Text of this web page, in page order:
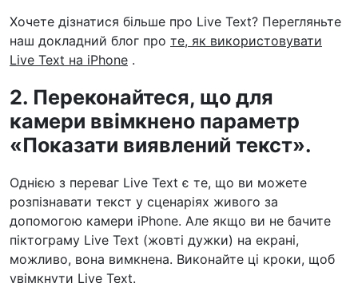
Хочете дізнатися більше про Live Text? Перегляньте
наш докладний блог про те, як використовувати
Live Text на iPhone .
2. Переконайтеся, що для
камери ввімкнено параметр
«Показати виявлений текст».
Однією з переваг Live Text є те, що ви можете
розпізнавати текст у сценаріях живого за
допомогою камери iPhone. Але якщо ви не бачите
піктограму Live Text (жовті дужки) на екрані,
можливо, вона вимкнена. Виконайте ці кроки, щоб
увімкнути Live Text.